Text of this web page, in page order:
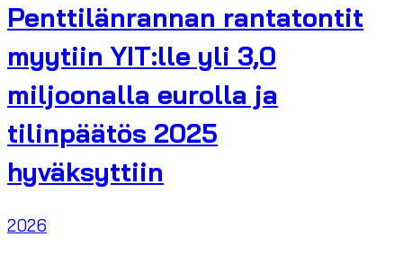
Penttilänrannan rantatontit
myytiin YIT:lle yli 3,0
miljoonalla eurolla ja
tilinpäätös 2025
hyväksyttiin
2026